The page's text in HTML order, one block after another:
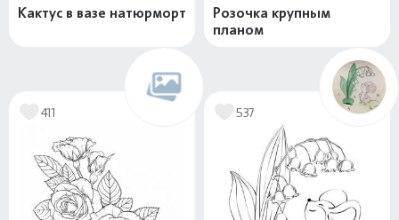
Кактус в вазе натюрморт
Розочка крупным
планом
411 537